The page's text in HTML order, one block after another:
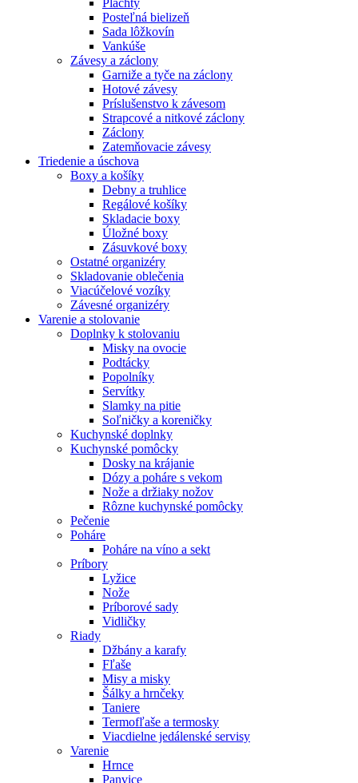
Posteľná bielizeň
Sada lôžkovín
Vankúše
Závesy a záclony
Garniže a tyče na záclony
Hotové závesy
Príslušenstvo k závesom
Strapcové a nitkové záclony
Záclony
Zatemňovacie závesy
Triedenie a úschova
Boxy a košíky
Debny a truhlice
Regálové košíky
Skladacie boxy
Úložné boxy
Zásuvkové boxy
Ostatné organizéry
Skladovanie oblečenia
Viacúčelové vozíky
Závesné organizéry
Varenie a stolovanie
Doplnky k stolovaniu
Misky na ovocie
Podtácky
Popolníky
Servítky
Slamky na pitie
Soľničky a koreničky
Kuchynské doplnky
Kuchynské pomôcky
Dosky na krájanie
Dózy a poháre s vekom
Nože a držiaky nožov
Rôzne kuchynské pomôcky
Pečenie
Poháre
Poháre na víno a sekt
Príbory
Lyžice
Nože
Príborové sady
Vidličky
Riady
Džbány a karafy
Fľaše
Misy a misky
Šálky a hrnčeky
Taniere
Termofľaše a termosky
Viacdielne jedálenské servisy
Varenie
Hrnce
Panvice